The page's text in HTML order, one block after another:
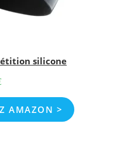
silicone
AMAZON >